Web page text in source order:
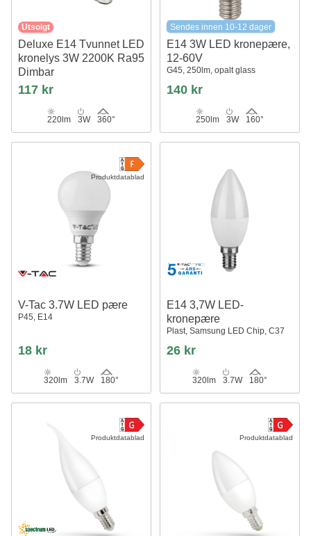
Utsolgt
Deluxe E14 Tvunnet LED
kronelys 3W 2200K Ra95
Dimbar
117 kr
220lm 3W 360°
Sendes innen 10-12 dager
E14 3W LED kronepære,
12-60V
G45, 250lm, opalt glass
140 kr
250lm 3W 160°
Produktdatablad
V-Tac 3.7W LED pære
P45, E14
18 kr
320lm 3.7W 180°
E14 3,7W LED-
kronepære
Plast, Samsung LED Chip, C37
26 kr
320lm 3.7W 180°
Produktdatablad Produktdatablad